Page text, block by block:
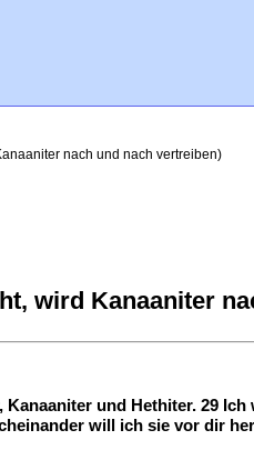
nach und nach vertreiben)
wird Kanaaniter
und Hethiter. 29
will ich sie vor dir